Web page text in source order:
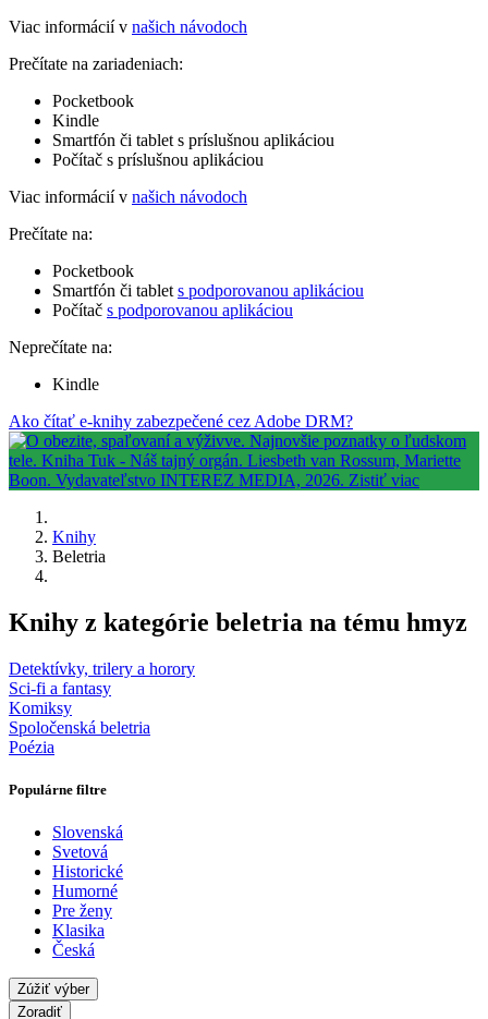
Viac informácií v našich návodoch
Prečítate na zariadeniach:
Pocketbook
Kindle
Smartfón či tablet s príslušnou aplikáciou
Počítač s príslušnou aplikáciou
Viac informácií v našich návodoch
Prečítate na:
Pocketbook
Smartfón či tablet s podporovanou aplikáciou
Počítač s podporovanou aplikáciou
Neprečítate na:
Kindle
Ako čítať e-knihy zabezpečené cez Adobe DRM?
Knihy
Beletria
Knihy z kategórie beletria na tému hmyz
Detektívky, trilery a horory
Sci-fi a fantasy
Komiksy
Spoločenská beletria
Poézia
Populárne filtre
Slovenská
Svetová
Historické
Humorné
Pre ženy
Klasika
Česká
Zúžiť výber
Zoradiť